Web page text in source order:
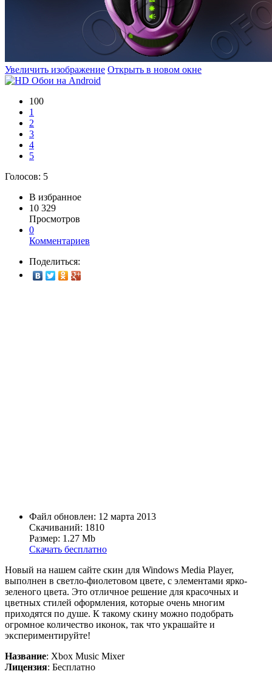
Увеличить изображение Открыть в новом окне
100
1
2
3
4
5
Голосов: 5
В избранное
10 329
Просмотров
0
Комментариев
Поделиться:
Файл обновлен: 12 марта 2013
Скачиваний: 1810
Размер: 1.27 Mb
Скачать бесплатно
Новый на нашем сайте скин для Windows Media Player,
выполнен в светло-фиолетовом цвете, с элементами ярко-
зеленого цвета. Это отличное решение для красочных и
цветных стилей оформления, которые очень многим
приходятся по душе. К такому скину можно подобрать
огромное количество иконок, так что украшайте и
экспериментируйте!
Название: Xbox Music Mixer
Лицензия: Бесплатно